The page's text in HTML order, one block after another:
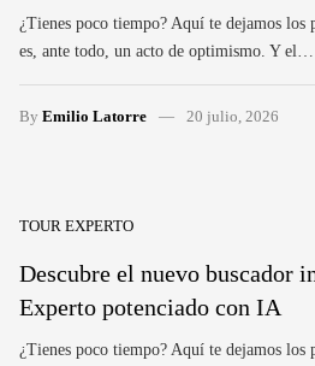
¿Tienes poco tiempo? Aquí te dejamos
es, ante todo, un acto de optimismo. Y el…
By Emilio Latorre 20 julio, 2026
TOUR EXPERTO
Descubre el nuevo buscador
Experto potenciado con IA
¿Tienes poco tiempo? Aquí te dejamos los